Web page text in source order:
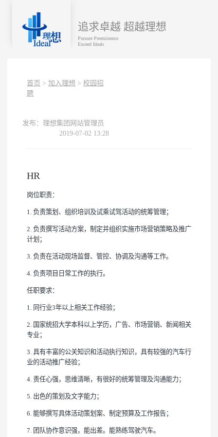
追求卓越 超越理想
Pursure Preeminence
Exceed Ideals
首页 > 加入理想 > 校园招
聘
发布：理想集团网站管理员
2019-07-02 13:28
HR
岗位职责：
1. 负责策划、组织培训及试乘试驾活动的统筹管理；
2. 负责撰写活动方案，制定并组织实施市场营销策略及推广
计划；
3. 负责在活动现场监督、管控、协调及沟通等工作。
4. 负责项目日常工作的执行。
任职要求：
1. 同行业3年以上相关工作经验；
2. 国家统招大学本科以上学历，广告、市场营销、新闻相关
专业；
3. 具有丰富的公关知识和活动执行知识，具有较强的汽车行
业的活动推广经验；
4. 责任心强，思维清晰，有很好的统筹管理及沟通能力；
5. 出色的策划及文字能力；
6. 能够撰写具体活动策划案、制定预算及工作报告；
7. 团队协作意识强，能出差。能熟练驾驶汽车。